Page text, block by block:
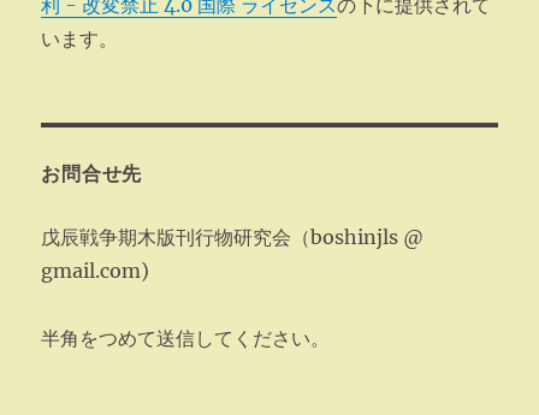
います。
お問合せ先
戊辰戦争期木版刊行物研究会（boshinjls @
gmail.com)
半角をつめて送信してください。